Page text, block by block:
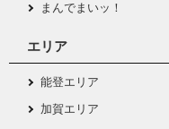
まんでまいッ！
エリア
能登エリア
加賀エリア